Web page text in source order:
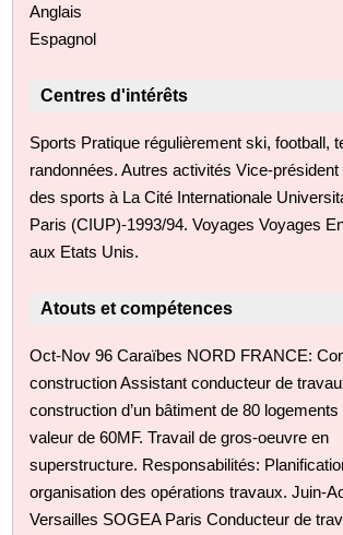
Anglais
Espagnol
Centres d'intérêts
Sports Pratique régulièrement ski, football,
randonnées. Autres activités Vice-
des sports à La Cité Internationale
Paris (CIUP)-1993/94. Voyages Voyages
aux Etats Unis.
Atouts et compétences
Oct-Nov 96 Caraïbes NORD FRANCE:
construction Assistant conducteur de
construction d’un bâtiment de 80 logements
valeur de 60MF. Travail de gros-oeuvre en
superstructure. Responsabilités:
organisation des opérations travaux. Juin-
Versailles SOGEA Paris Conducteur de